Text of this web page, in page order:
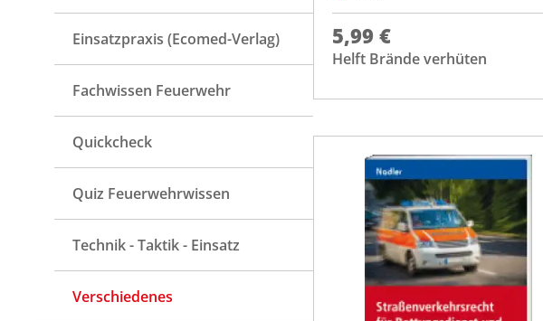
Einsatzpraxis (Ecomed-Verlag)
Fachwissen Feuerwehr
Quickcheck
Quiz Feuerwehrwissen
Technik - Taktik - Einsatz
Verschiedenes
5,99 €
Helft Brände verhüten